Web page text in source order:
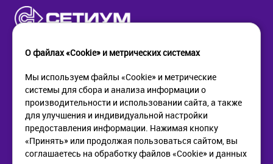
КОМПАНИЯ
О компании
Новости
Контакты
ПОМОЩЬ
Как купить
Доставка
Возврат
О файлах «Cookie» и метрических системах
Мы используем файлы «Cookie» и метрические
системы для сбора и анализа информации о
производительности и использовании сайта, а также
для улучшения и индивидуальной настройки
предоставления информации. Нажимая кнопку
«Принять» или продолжая пользоваться сайтом, вы
соглашаетесь на обработку файлов «Cookie» и данных